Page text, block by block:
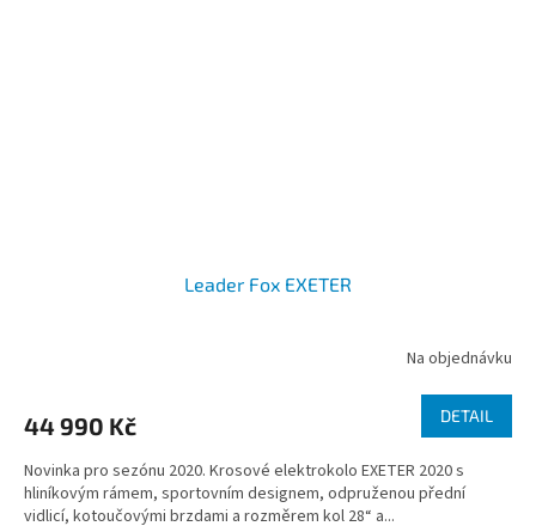
Leader Fox EXETER
Na objednávku
44 990 Kč DETAIL
Novinka pro sezónu 2020. Krosové elektrokolo EXETER 2020 s
hliníkovým rámem, sportovním designem, odpruženou přední
vidlicí, kotoučovými brzdami a rozměrem kol 28“ a...